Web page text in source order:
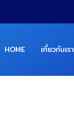
HOME เกี่ยวกับเรา